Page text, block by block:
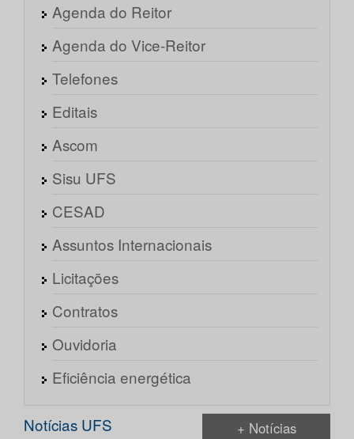
Agenda do Reitor
Agenda do Vice-Reitor
Telefones
Editais
Ascom
Sisu UFS
CESAD
Assuntos Internacionais
Licitações
Contratos
Ouvidoria
Eficiência energética
Notícias UFS + Notícias